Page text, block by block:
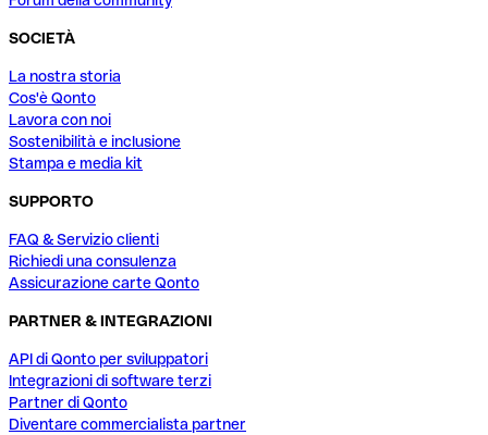
SOCIETÀ
La nostra storia
Cos'è Qonto
Lavora con noi
Sostenibilità e inclusione
Stampa e media kit
SUPPORTO
FAQ & Servizio clienti
Richiedi una consulenza
Assicurazione carte Qonto
PARTNER & INTEGRAZIONI
API di Qonto per sviluppatori
Integrazioni di software terzi
Partner di Qonto
Diventare commercialista partner